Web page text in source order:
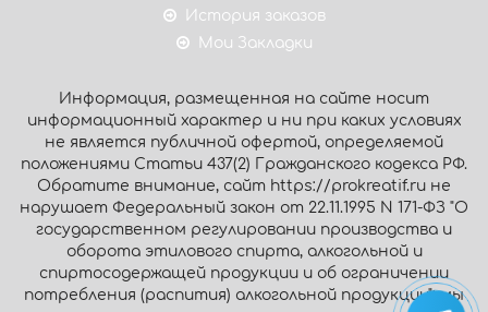
История заказов
Мои Закладки
Информация, размещенная на сайте носит
информационный характер и ни при каких условиях
не является публичной офертой, определяемой
положениями Статьи 437(2) Гражданского кодекса РФ.
Обратите внимание, сайт https://prokreatif.ru не
нарушает Федеральный закон от 22.11.1995 N 171-ФЗ "О
государственном регулировании производства и
оборота этилового спирта, алкогольной и
спиртосодержащей продукции и об ограничении
потребления (распития) алкогольной продукции": мы